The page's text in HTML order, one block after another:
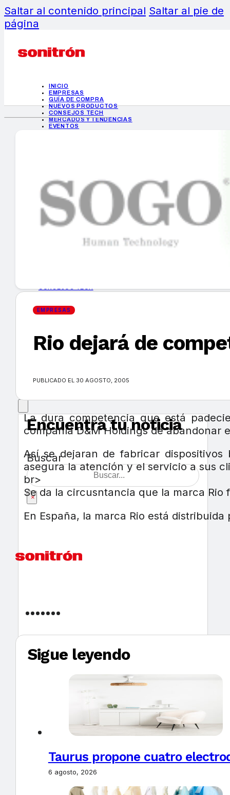
Saltar al contenido principal Saltar al pie de
página
INICIO
EMPRESAS
GUÍA DE COMPRA
NUEVOS PRODUCTOS
CONSEJOS TECH
MERCADOS Y TENDENCIAS
EVENTOS
INICIO
EMPRESAS
GUÍA DE COMPRA
MERCADOS Y TENDENCIAS
EVENTOS
Encuentra tu noticia
Buscar
×
EMPRESAS
Rio dejará de
PUBLICADO EL 30 AGOSTO, 2005
La dura competencia que está
compañía D&M Holdings de abandonar
Así se dejaran de fabricar
asegura la atención y el servicio a sus
br>
Se da la circusntancia que la marca
En España, la marca Rio está distribuida
Sigue leyendo
Taurus propone cuatro
6 agosto, 2026